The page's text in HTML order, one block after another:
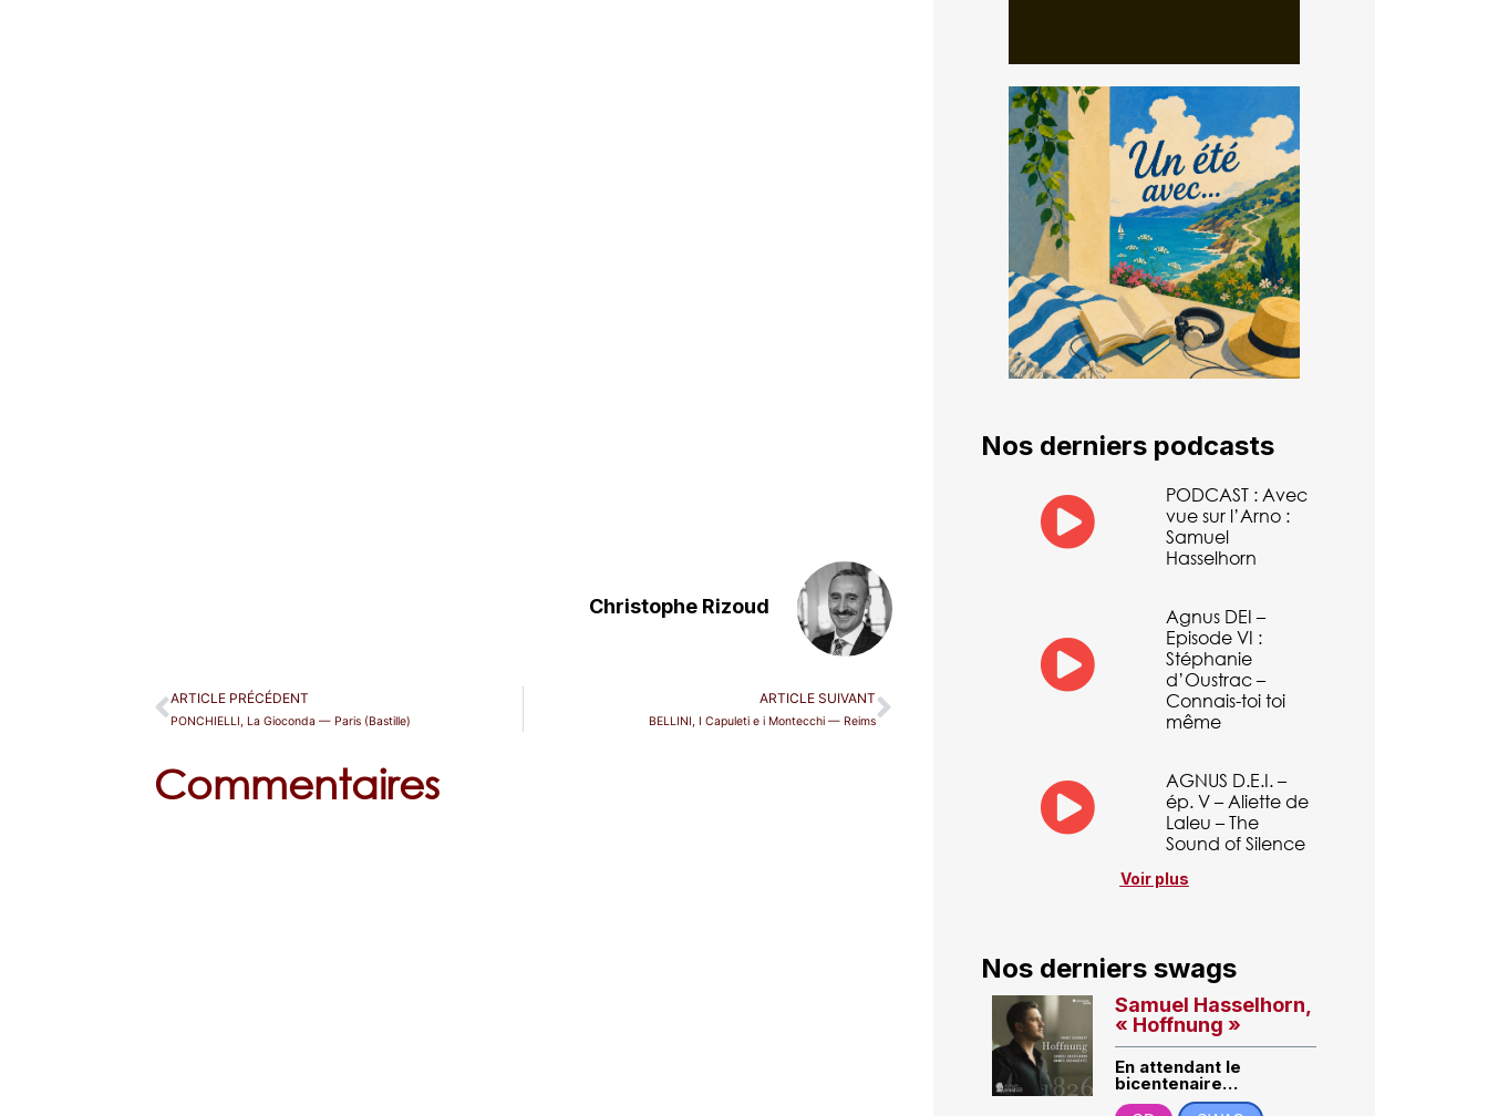
Christophe Rizoud
ARTICLE PRÉCÉDENT
PONCHIELLI, La Gioconda — Paris (Bastille)
ARTICLE SUIVANT
BELLINI, I Capuleti e i Montecchi — Reims
Commentaires
Nos derniers podcasts
PODCAST : Avec
vue sur l’Arno :
Samuel
Hasselhorn
Agnus DEI –
Episode VI :
Stéphanie
d’Oustrac –
Connais-toi toi
même
AGNUS D.E.I. –
ép. V – Aliette de
Laleu – The
Sound of Silence
Voir plus
Nos derniers swags
Samuel Hasselhorn,
« Hoffnung »
En attendant le
bicentenaire…